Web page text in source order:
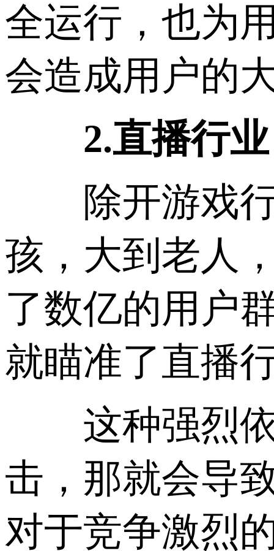
全运行，也为
会造成用户的
2.直播行业
除开游戏行
孩，大到老人
了数亿的用户
就瞄准了直播
这种强烈依
击，那就会导
对于竞争激烈